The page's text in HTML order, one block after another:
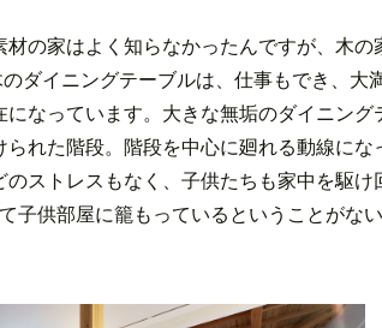
材の家はよく知らなかったんですが、木の
ダイニングテーブルは、仕事もでき、大
なっています。大きな無垢のダイニング
れた階段。階段を中心に廻れる動線にな
ストレスもなく、子供たちも家中を駆け
子供部屋に籠もっているということがない